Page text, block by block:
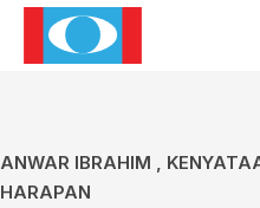
ANWAR IBRAHIM ,
HARAPAN